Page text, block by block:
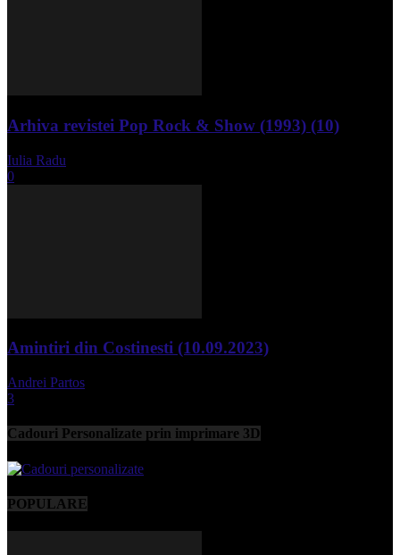
Arhiva revistei Pop Rock & Show (1993) (10)
Iulia Radu
0
Amintiri din Costinesti (10.09.2023)
Andrei Partos
3
Cadouri Personalizate prin imprimare 3D
POPULARE